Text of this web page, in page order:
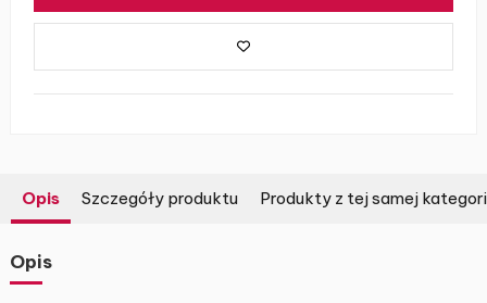
Opis Szczegóły produktu Produkty z tej samej
Opis